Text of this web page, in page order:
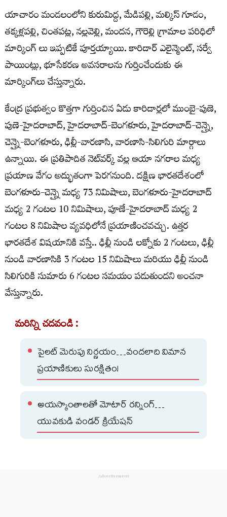
యాచారం మండలంలోని కురుమిద్ద, మేడిపల్లి, మల్కిస్ గూడం,
తక్కళ్లపల్లి, చింతపట్ల, నల్లవెల్లి, మందన, గౌరెల్లి గ్రామాల పరిధిలో
మార్కింగ్ లు ఇప్పటికే పూర్తయ్యాయి. కారిడార్ ఎలైన్మెంట్, సర్వే
పాయింట్లు, భూసేకరణ అవసరాలను గుర్తించేందుకు ఈ
మార్కింగ్‌లు చేస్తున్నారు.
కేంద్ర ప్రభుత్వం కొత్తగా గుర్తించిన ఏడు కారిడార్లలో ముంబై-పుణె,
పుణె-హైదరాబాద్, హైదరాబాద్-బెంగళూరు, హైదరాబాద్-చెన్నై,
చెన్నై-బెంగళూరు, ఢిల్లీ-వారణాసి, వారణాసి-సిలిగురి మార్గాలు
ఉన్నాయి. ఈ ప్రతిపాదిత నెట్‌వర్క్ వల్ల ఆయా నగరాల మధ్య
ప్రయాణ వేగం అద్భుతంగా పెరగనుంది. దక్షిణ భారతదేశంలో
బెంగళూరు-చెన్నై మధ్య 73 నిమిషాలు, బెంగళూరు-హైదరాబాద్
మధ్య 2 గంటల 10 నిమిషాలు, పూణే-హైదరాబాద్ మధ్య 2
గంటల 8 నిమిషాల వ్యవధిలోనే ప్రయాణించవచ్చు. ఉత్తర
భారతదేశ విషయానికి వస్తే.. ఢిల్లీ నుండి లక్నోకు 2 గంటలు, ఢిల్లీ
నుండి వారణాసికి 3 గంటల 15 నిమిషాలు మరియు ఢిల్లీ నుండి
సిలిగురికి సుమారు 6 గంటల సమయం పడుతుందని అంచనా
వేస్తున్నారు.
మరిన్ని చదవండి :
పైలట్ మెరుపు నిర్ణయం…వందలాది విమాన
ప్రయాణికులు సురక్షితం!
అయస్కాంతాలతో మోటార్ రన్నింగ్…
యువకుడి వండర్ క్రియేషన్